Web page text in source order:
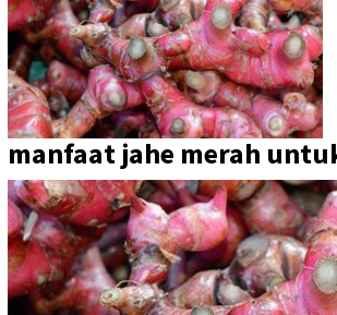
manfaat jahe merah